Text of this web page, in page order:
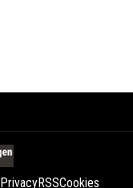
PrivacyRSSCookies